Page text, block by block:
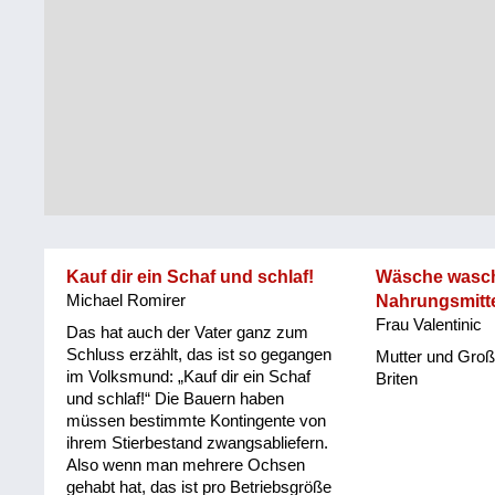
Staatsvertrag
Wohnen
sonstiges
Kauf dir ein Schaf und schlaf!
Michael Romirer
Das hat auch der Vater ganz zum
Schluss erzählt, das ist so gegangen
im Volksmund: „Kauf dir ein Schaf
und schlaf!“ Die Bauern haben
müssen bestimmte Kontingente von
ihrem Stierbestand zwangsabliefern.
Also wenn man mehrere Ochsen
gehabt hat, das ist pro Betriebsgröße
Wäsche
Frau Valentinic
Mutter und
Briten